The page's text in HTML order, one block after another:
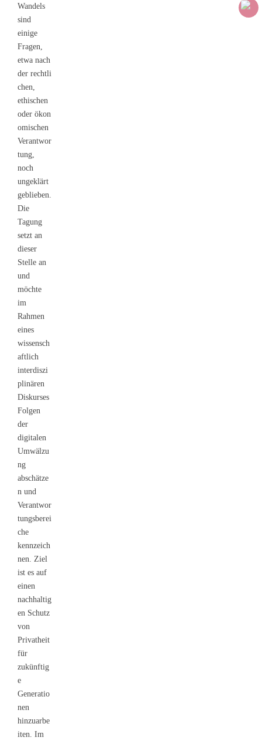
Wandels
sind
einige
Fragen,
etwa nach
der rechtli
chen,
ethischen
oder ökon
omischen
Verantwor
tung,
noch
ungeklärt
geblieben.
Die
Tagung
setzt an
dieser
Stelle an
und
möchte
im
Rahmen
eines
wissensch
aftlich
interdiszi
plinären
Diskurses
Folgen
der
digitalen
Umwälzu
ng
abschätze
n und
Verantwor
tungsberei
che
kennzeich
nen. Ziel
ist es auf
einen
nachhaltig
en Schutz
von
Privatheit
für
zukünftig
e
Generatio
nen
hinzuarbe
iten. Im